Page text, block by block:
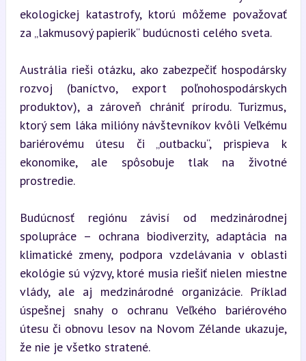
ekologickej katastrofy, ktorú môžeme považovať
za „lakmusový papierik“ budúcnosti celého sveta.
Austrália rieši otázku, ako zabezpečiť hospodársky
rozvoj (baníctvo, export poľnohospodárskych
produktov), a zároveň chrániť prírodu. Turizmus,
ktorý sem láka milióny návštevníkov kvôli Veľkému
bariérovému útesu či „outbacku“, prispieva k
ekonomike, ale spôsobuje tlak na životné
prostredie.
Budúcnosť regiónu závisí od medzinárodnej
spolupráce – ochrana biodiverzity, adaptácia na
klimatické zmeny, podpora vzdelávania v oblasti
ekológie sú výzvy, ktoré musia riešiť nielen miestne
vlády, ale aj medzinárodné organizácie. Príklad
úspešnej snahy o ochranu Veľkého bariérového
útesu či obnovu lesov na Novom Zélande ukazuje,
že nie je všetko stratené.